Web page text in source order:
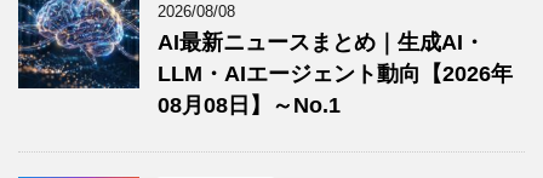
2026/08/08
AI最新ニュースまとめ｜生成AI・
LLM・AIエージェント動向【2026年
08月08日】～No.1